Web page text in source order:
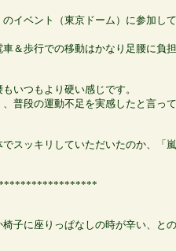
イベント（東京ドーム）に参加し
＆歩行での移動はかなり足腰に負
いつもより硬い感じです。
普段の運動不足を実感したと言っ
スッキリしていただいたのか、「
子に座りっぱなしの時が辛い、と